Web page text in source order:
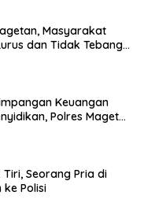
Masyarakat
dan Tidak Tebang
Keuangan
Polres Magetan
Seorang Pria di
Polisi